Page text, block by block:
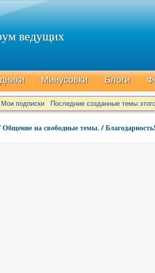
ведущих
Минусовки Блоги
Мои подписки Последние созданные темы
Общение на свободные темы./